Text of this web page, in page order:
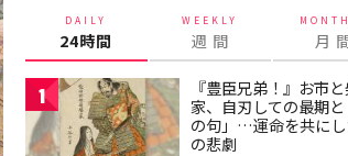
DAILY
24時間
WEEKLY
週 間 月
1
『豊臣兄弟！』お市
家、自刃しての最期
の句」…運命を共にし
の悲劇